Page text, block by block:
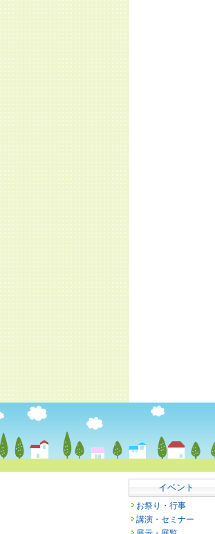
イベント
お祭り・行事
講演・セミナー